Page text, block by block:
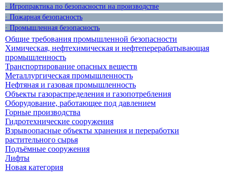
· Игропрактика по безопасности на производстве
· Пожарная безопасность
· Промышленная безопасность
Общие требования промышленной безопасности
Химическая, нефтехимическая и нефтеперерабатывающая
промышленность
Транспортирование опасных веществ
Металлургическая промышленность
Нефтяная и газовая промышленность
Объекты газораспределения и газопотребления
Оборудование, работающее под давлением
Горные производства
Гидротехнические сооружения
Взрывоопасные объекты хранения и переработки
растительного сырья
Подъёмные сооружения
Лифты
Новая категория